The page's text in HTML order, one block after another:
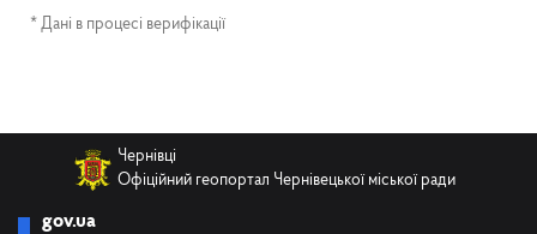
* Дані в процесі верифікації
Чернівці
Офіційний геопортал Чернівецької міської ради
gov.ua